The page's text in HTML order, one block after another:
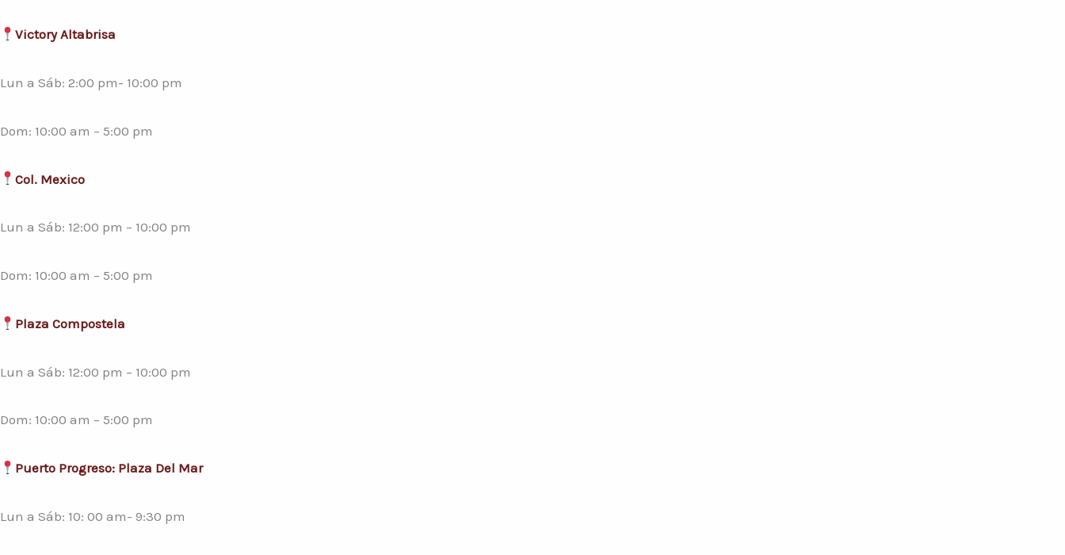
Victory Altabrisa
Lun a Sáb: 2:00 pm- 10:00 pm
Dom: 10:00 am – 5:00 pm
Col. Mexico
Lun a Sáb: 12:00 pm – 10:00 pm
Dom: 10:00 am – 5:00 pm
Plaza Compostela
Lun a Sáb: 12:00 pm – 10:00 pm
Dom: 10:00 am – 5:00 pm
Puerto Progreso: Plaza Del Mar
Lun a Sáb: 10: 00 am- 9:30 pm